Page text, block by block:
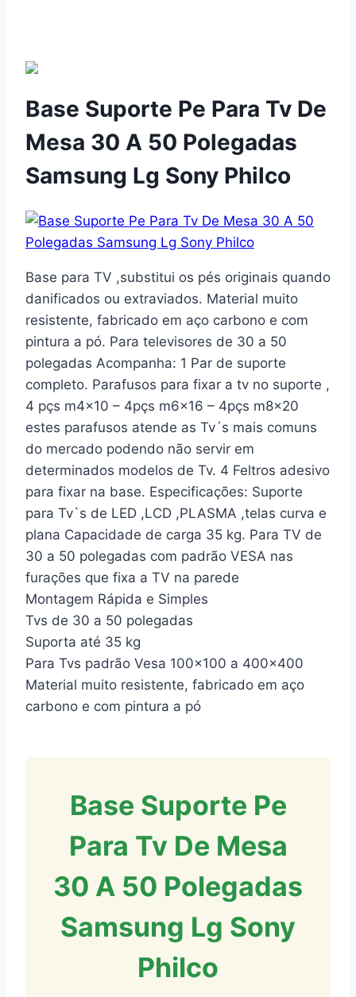
Base Suporte Pe Para Tv De
Mesa 30 A 50 Polegadas
Samsung Lg Sony Philco
Base para TV ,substitui os pés originais quando
danificados ou extraviados. Material muito
resistente, fabricado em aço carbono e com
pintura a pó. Para televisores de 30 a 50
polegadas Acompanha: 1 Par de suporte
completo. Parafusos para fixar a tv no suporte ,
4 pçs m4x10 – 4pçs m6x16 – 4pçs m8x20
estes parafusos atende as Tv´s mais comuns
do mercado podendo não servir em
determinados modelos de Tv. 4 Feltros adesivo
para fixar na base. Especificações: Suporte
para Tv`s de LED ,LCD ,PLASMA ,telas curva e
plana Capacidade de carga 35 kg. Para TV de
30 a 50 polegadas com padrão VESA nas
furações que fixa a TV na parede
Montagem Rápida e Simples
Tvs de 30 a 50 polegadas
Suporta até 35 kg
Para Tvs padrão Vesa 100×100 a 400×400
Material muito resistente, fabricado em aço
carbono e com pintura a pó
Base Suporte Pe
Para Tv De Mesa
30 A 50 Polegadas
Samsung Lg Sony
Philco